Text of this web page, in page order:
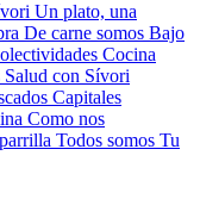
Un plato, una
De carne somos Bajo
Cocina
Salud con Sívori
Capitales
Como nos
Todos somos Tu